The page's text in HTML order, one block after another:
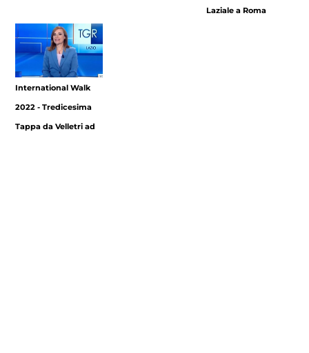
Laziale a Roma
International Walk
2022 - Tredicesima
Tappa da Velletri ad